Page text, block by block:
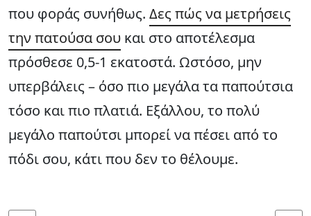
που φοράς συνήθως. Δες πώς να μετρήσεις
την πατούσα σου και στο αποτέλεσμα
πρόσθεσε 0,5-1 εκατοστά. Ωστόσο, μην
υπερβάλεις – όσο πιο μεγάλα τα παπούτσια
τόσο και πιο πλατιά. Εξάλλου, το πολύ
μεγάλο παπούτσι μπορεί να πέσει από το
πόδι σου, κάτι που δεν το θέλουμε.